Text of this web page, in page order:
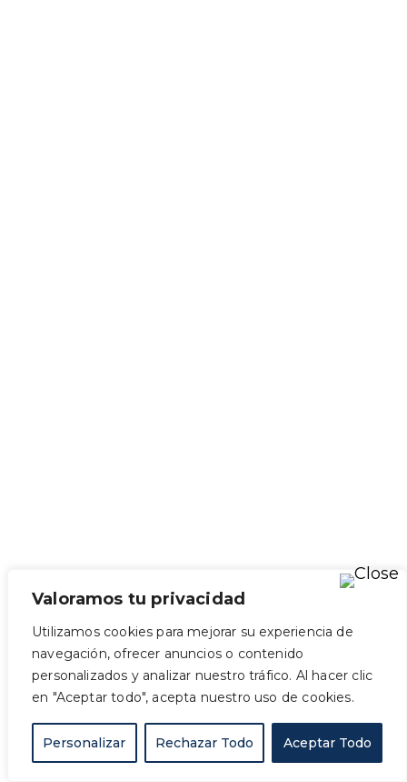
Valoramos tu privacidad
Utilizamos cookies para mejorar su experiencia de
navegación, ofrecer anuncios o contenido
personalizados y analizar nuestro tráfico. Al hacer clic
en "Aceptar todo", acepta nuestro uso de cookies.
Personalizar Rechazar Todo Aceptar Todo